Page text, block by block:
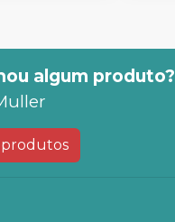
algum produto?